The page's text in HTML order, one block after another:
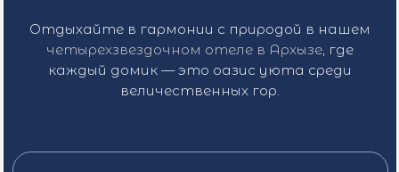
поездку на квадроциклах по горам